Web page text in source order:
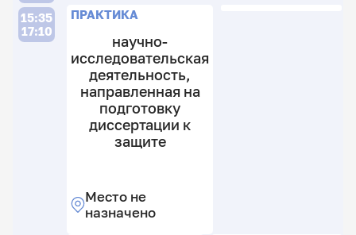
15:35
17:10
ПРАКТИКА
научно-
исследовательская
деятельность,
направленная на
подготовку
диссертации к
защите
Место не
назначено